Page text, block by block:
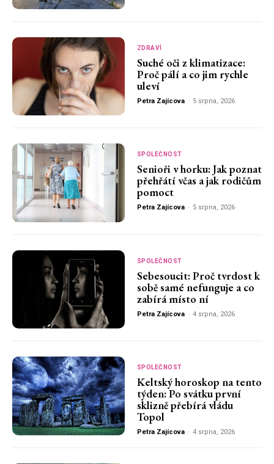
ZDRAVÍ
Suché oči z klimatizace:
Proč pálí a co jim rychle
uleví
Petra Zajícova - 5 srpna, 2026
SPOLEČNOST
Senioři v horku: Jak poznat
přehřátí včas a jak rodičům
pomoct
Petra Zajícova - 5 srpna, 2026
SPOLEČNOST
Sebesoucit: Proč tvrdost k
sobě samé nefunguje a co
zabírá místo ní
Petra Zajícova - 4 srpna, 2026
SPOLEČNOST
Keltský horoskop na tento
týden: Po svátku první
sklizně přebírá vládu
Topol
Petra Zajícova - 4 srpna, 2026